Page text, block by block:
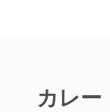
カレー